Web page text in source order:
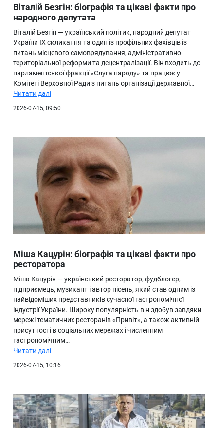
Віталій Безгін: біографія та цікаві факти про
народного депутата
Віталій Безгін — український політик, народний депутат
України IX скликання та один із профільних фахівців із
питань місцевого самоврядування, адміністративно-
територіальної реформи та децентралізації. Він входить до
парламентської фракції «Слуга народу» та працює у
Комітеті Верховної Ради з питань організації державної…
Читати далі
2026-07-15, 09:50
Міша Кацурін: біографія та цікаві факти про
ресторатора
Міша Кацурін — український ресторатор, фудблогер,
підприємець, музикант і автор пісень, який став одним із
найвідоміших представників сучасної гастрономічної
індустрії України. Широку популярність він здобув завдяки
мережі тематичних ресторанів «Привіт», а також активній
присутності в соціальних мережах і численним
гастрономічним…
Читати далі
2026-07-15, 10:16